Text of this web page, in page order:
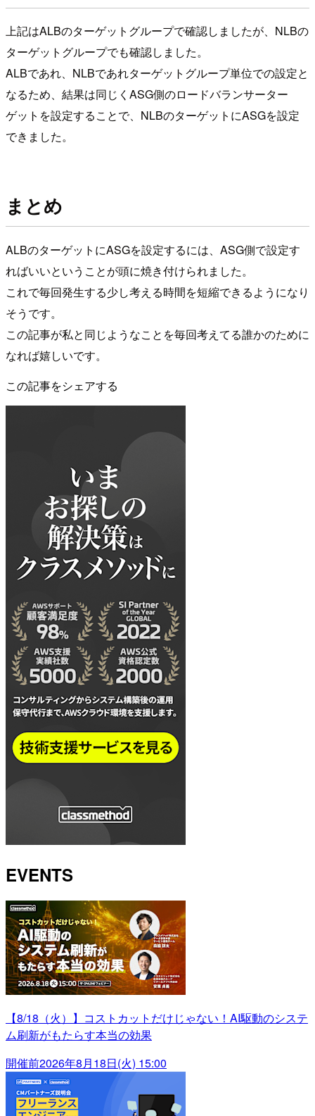
上記はALBのターゲットグループで確認しましたが、NLBの
ターゲットグループでも確認しました。
ALBであれ、NLBであれターゲットグループ単位での設定と
なるため、結果は同じくASG側のロードバランサーター
ゲットを設定することで、NLBのターゲットにASGを設定
できました。
まとめ
ALBのターゲットにASGを設定するには、ASG側で設定す
ればいいということが頭に焼き付けられました。
これで毎回発生する少し考える時間を短縮できるようになり
そうです。
この記事が私と同じようなことを毎回考えてる誰かのために
なれば嬉しいです。
この記事をシェアする
EVENTS
【8/18（火）】コストカットだけじゃない！AI駆動のシステ
ム刷新がもたらす本当の効果
開催前2026年8月18日(火) 15:00